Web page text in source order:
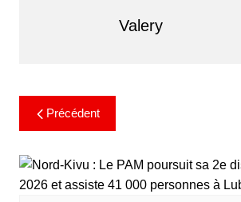
Valery
Précédent